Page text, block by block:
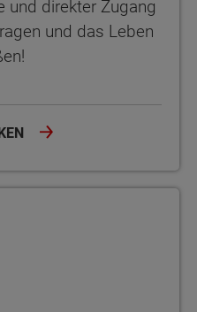
und direkter Zugang
und das Leben